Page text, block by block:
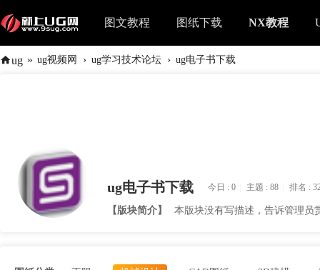
图文教程 图纸下载 NX教程
ug » ug视频网 › ug学习技术论坛 › ug电子书下载
ug电子书下载 今日 : 0 主题 : 88 排名 :
【版块简介】 本版块没有写描述，告诉管理员